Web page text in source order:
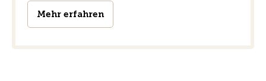
Mehr erfahren